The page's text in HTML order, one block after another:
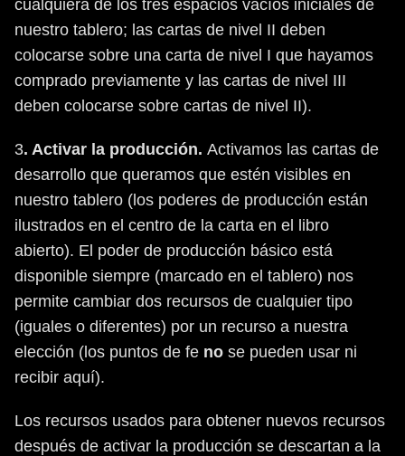
cualquiera de los tres espacios vacíos iniciales de
nuestro tablero; las cartas de nivel II deben
colocarse sobre una carta de nivel I que hayamos
comprado previamente y las cartas de nivel III
deben colocarse sobre cartas de nivel II).
3. Activar la producción. Activamos las cartas de
desarrollo que queramos que estén visibles en
nuestro tablero (los poderes de producción están
ilustrados en el centro de la carta en el libro
abierto). El poder de producción básico está
disponible siempre (marcado en el tablero) nos
permite cambiar dos recursos de cualquier tipo
(iguales o diferentes) por un recurso a nuestra
elección (los puntos de fe no se pueden usar ni
recibir aquí).
Los recursos usados para obtener nuevos recursos
después de activar la producción se descartan a la